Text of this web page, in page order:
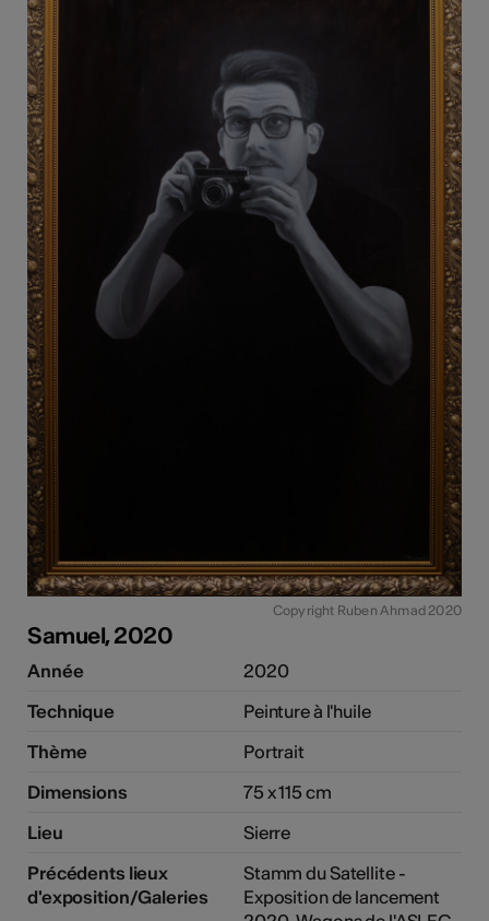
Copyright Ruben Ahmad 2020
Samuel, 2020
Année
2020
Technique
Peinture à l'huile
Thème
Portrait
Dimensions
75 x 115 cm
Lieu
Sierre
Précédents lieux
d'exposition/Galeries
Stamm du Satellite -
Exposition de lancement